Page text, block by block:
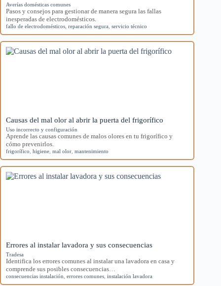
Averías domésticas comunes
Pasos y consejos para gestionar de manera segura las fallas
inesperadas de electrodomésticos.
fallo de electrodomésticos reparación segura servicio técnico
Causas del mal olor al abrir la puerta del frigorífico
Uso incorrecto y configuración
Aprende las causas comunes de malos olores en tu frigorífico y
cómo prevenirlos.
frigorífico higiene mal olor mantenimiento
Errores al instalar lavadora y sus consecuencias
Tradesa
Identifica los errores comunes al instalar una lavadora en casa y
comprende sus posibles consecuencias…
consecuencias instalación errores comunes instalación lavadora